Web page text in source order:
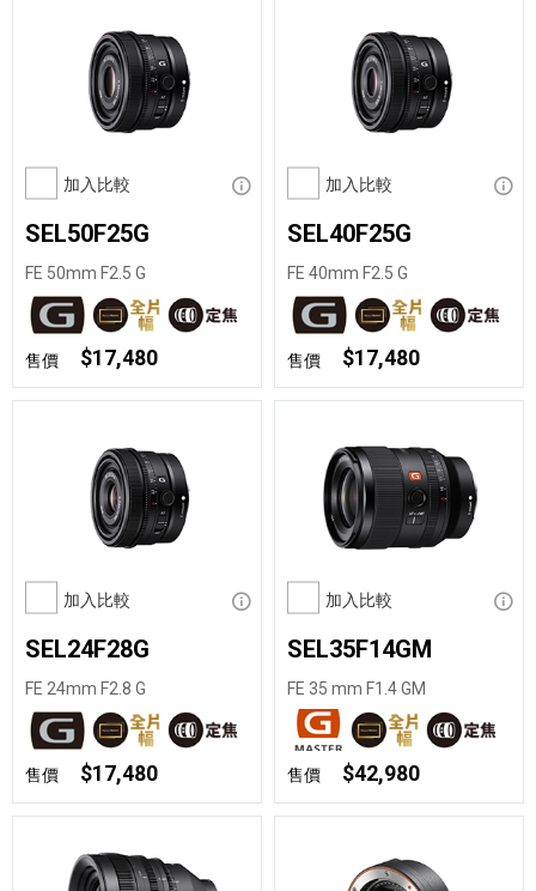
加入比較 顯示資訊
SEL50F25G
FE 50mm F2.5 G
售價 $17,480
加入比較 顯示
SEL40F25G
FE 40mm F2.5 G
售價 $17,480
加入比較 顯示資訊
SEL24F28G
FE 24mm F2.8 G
售價 $17,480
加入比較 顯示
SEL35F14GM
FE 35 mm F1.4 GM
售價 $42,980